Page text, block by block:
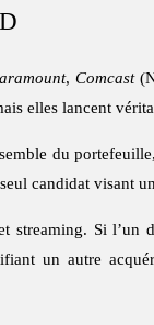
, Comcast
elles lancent
du
candidat visant
Si l’un
un autre